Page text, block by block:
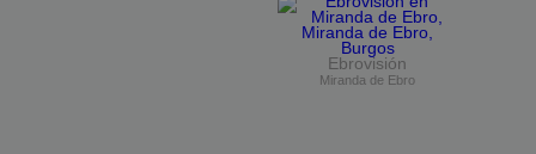
Ebrovisión
Miranda de Ebro